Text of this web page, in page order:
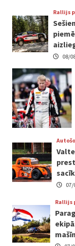
Rallijs
08/
07/
Rallijs